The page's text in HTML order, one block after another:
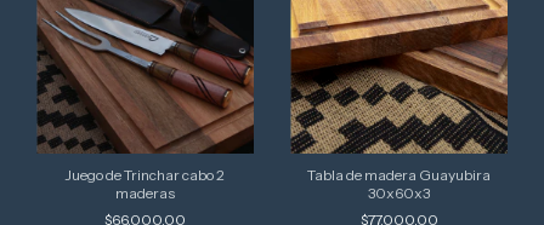
Juego de Trinchar cabo 2
maderas
$66.000,00
Tabla de madera Guayubira
30x60x3
$77.000,00